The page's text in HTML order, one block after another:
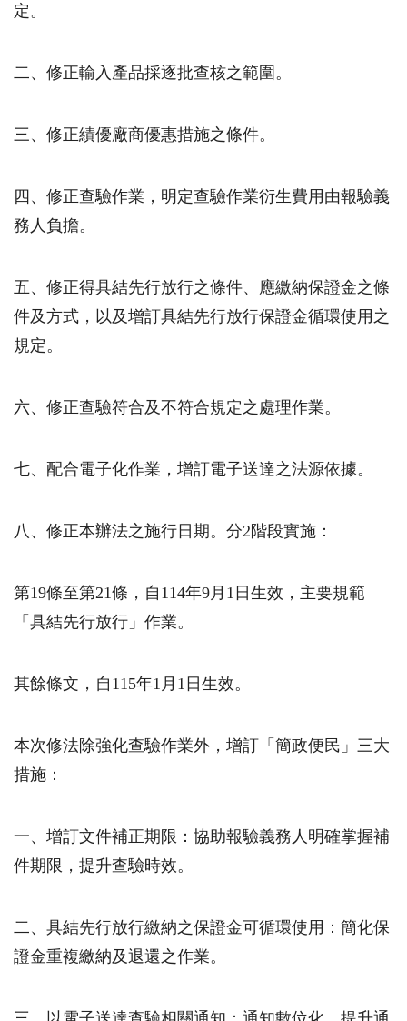
定。
二、修正輸入產品採逐批查核之範圍。
三、修正績優廠商優惠措施之條件。
四、修正查驗作業，明定查驗作業衍生費用由報驗義
務人負擔。
五、修正得具結先行放行之條件、應繳納保證金之條
件及方式，以及增訂具結先行放行保證金循環使用之
規定。
六、修正查驗符合及不符合規定之處理作業。
七、配合電子化作業，增訂電子送達之法源依據。
八、修正本辦法之施行日期。分2階段實施：
第19條至第21條，自114年9月1日生效，主要規範
「具結先行放行」作業。
其餘條文，自115年1月1日生效。
本次修法除強化查驗作業外，增訂「簡政便民」三大
措施：
一、增訂文件補正期限：協助報驗義務人明確掌握補
件期限，提升查驗時效。
二、具結先行放行繳納之保證金可循環使用：簡化保
證金重複繳納及退還之作業。